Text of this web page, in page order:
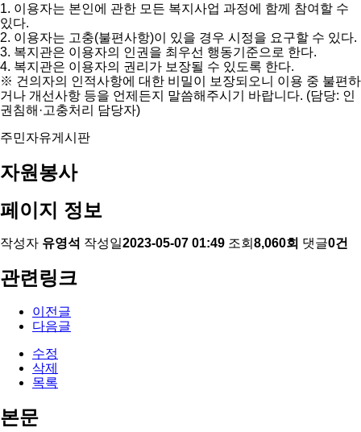
1. 이용자는 본인에 관한 모든 복지사업 과정에 함께 참여할 수
있다.
2. 이용자는 고충(불편사항)이 있을 경우 시정을 요구할 수 있다.
3. 복지관은 이용자의 인권을 최우선 행동기준으로 한다.
4. 복지관은 이용자의 권리가 보장될 수 있도록 한다.
※ 건의자의 인적사항에 대한 비밀이 보장되오니 이용 중 불편하
거나 개선사항 등을 언제든지 말씀해주시기 바랍니다. (담당: 인
권침해·고충처리 담당자)
주민자유게시판
자원봉사
페이지 정보
작성자 유영석 작성일2023-05-07 01:49 조회 8,060회 댓글0건
관련링크
이전글
다음글
수정
삭제
목록
본문